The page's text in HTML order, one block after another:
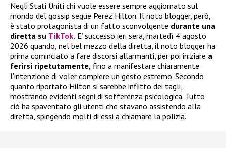
Negli Stati Uniti chi vuole essere sempre aggiornato sul
mondo del gossip segue Perez Hilton. Il noto blogger, però,
è stato protagonista di un fatto sconvolgente durante una
diretta su TikTok. E’ successo ieri sera, martedì 4 agosto
2026 quando, nel bel mezzo della diretta, il noto blogger ha
prima cominciato a fare discorsi allarmanti, per poi iniziare a
ferirsi ripetutamente, fino a manifestare chiaramente
l’intenzione di voler compiere un gesto estremo. Secondo
quanto riportato Hilton si sarebbe inflitto dei tagli,
mostrando evidenti segni di sofferenza psicologica. Tutto
ciò ha spaventato gli utenti che stavano assistendo alla
diretta, spingendo molti di essi a chiamare la polizia.